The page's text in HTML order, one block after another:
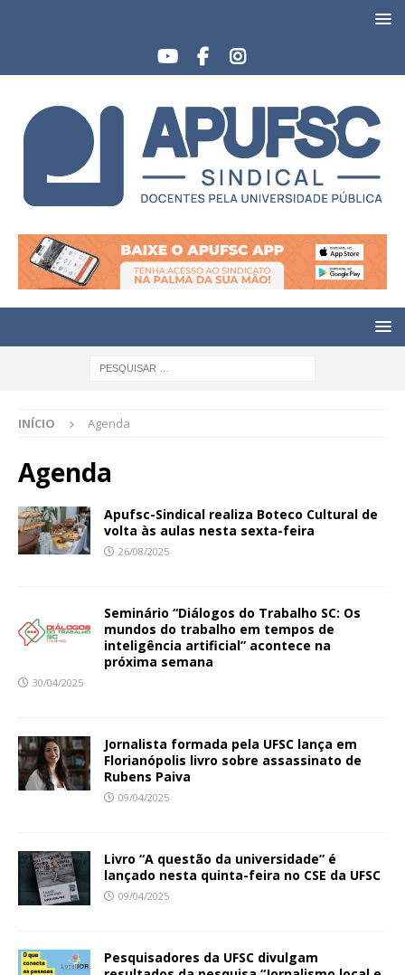
INÍCIO Agenda
Agenda
Apufsc-Sindical realiza Boteco Cultural de
volta às aulas nesta sexta-feira
26/08/2025
Seminário “Diálogos do Trabalho SC: Os
mundos do trabalho em tempos de
inteligência artificial” acontece na
próxima semana
30/04/2025
Jornalista formada pela UFSC lança em
Florianópolis livro sobre assassinato de
Rubens Paiva
09/04/2025
Livro “A questão da universidade” é
lançado nesta quinta-feira no CSE da UFSC
09/04/2025
Pesquisadores da UFSC divulgam